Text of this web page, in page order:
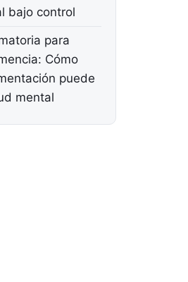
bajo control
para
Cómo
puede
mental